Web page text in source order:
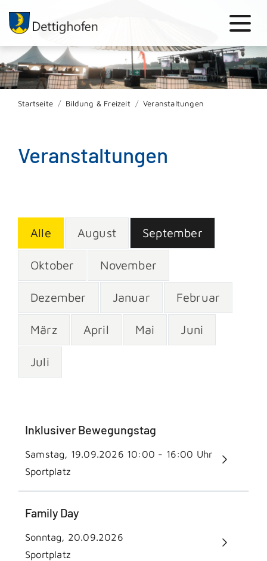
Startseite Bildung & Freizeit Veranstaltungen
Veranstaltungen
Alle August September
Oktober November
Dezember Januar Februar
März April Mai Juni
Juli
Inklusiver Bewegungstag
Samstag, 19.09.2026 10:00 - 16:00 Uhr
Sportplatz
Family Day
Sonntag, 20.09.2026
Sportplatz